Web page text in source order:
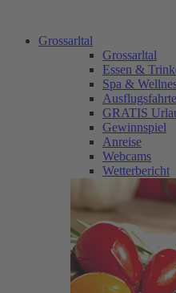
Grossarltal
Grossarltal
Essen &
Spa &
GRATIS
Gewinnspiel
Anreise
Webcams
Wetterbericht